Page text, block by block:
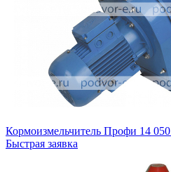
Кормоизмельчитель Профи 14 050
Быстрая заявка